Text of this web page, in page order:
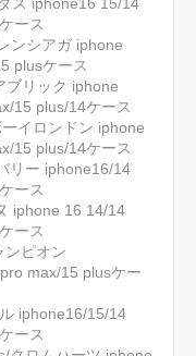
ース
ンシアガ iphone
plusケース
ブリック iphone
15 plus/14ケース
イロンドン iphone
15 plus/14ケース
リー iphone16/14
ース
iphone 16 14/14
ース
ンピオン
max/15 plusケー
iphone16/15/14
ース